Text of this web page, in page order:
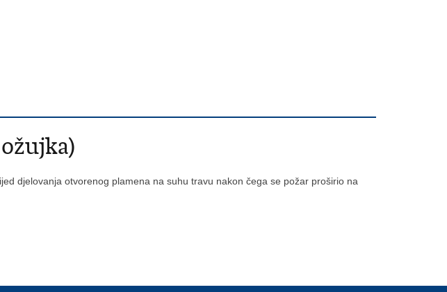
djelovanja otvorenog plamena na suhu travu nakon čega se požar proširio na